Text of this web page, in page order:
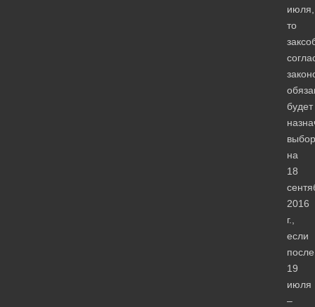
июля,
то
будет
на
18
2016
г.,
если
после
19
июля
–